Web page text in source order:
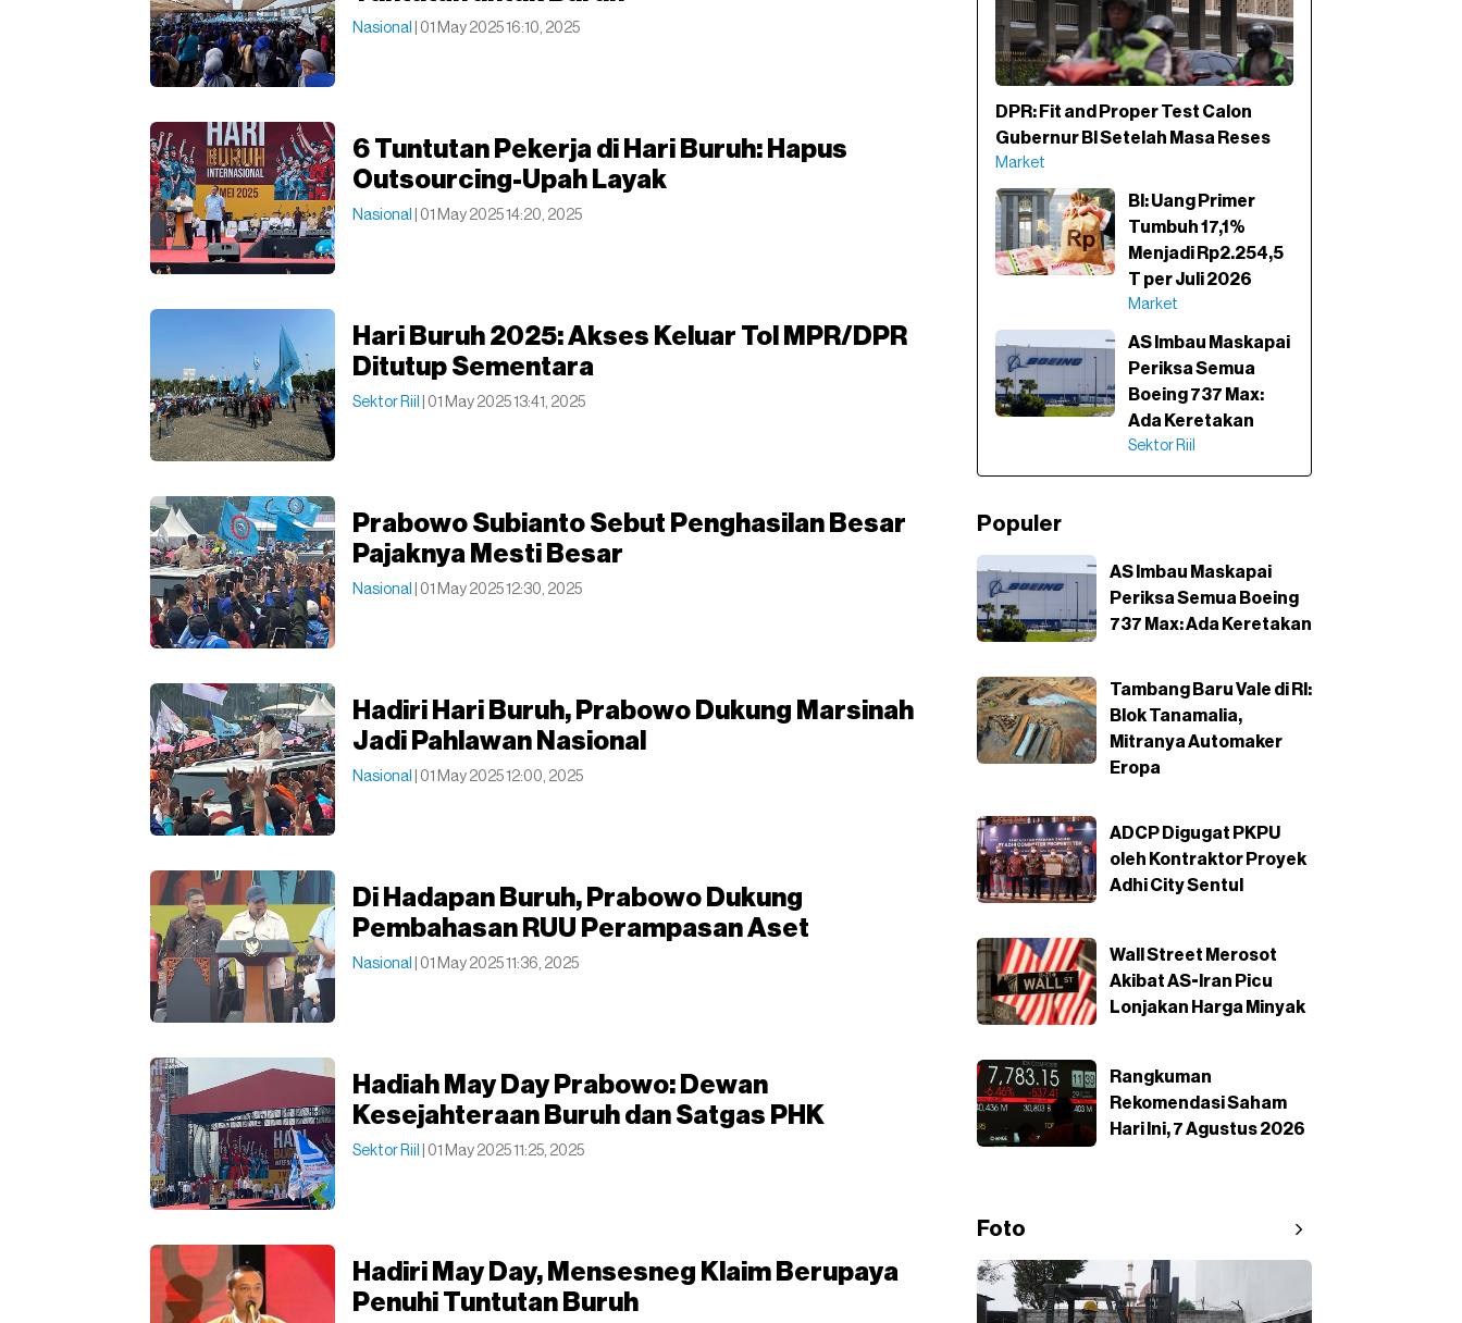
Nasional | 01 May 2025 16:10, 2025
6 Tuntutan Pekerja di Hari Buruh: Hapus
Outsourcing-Upah Layak
Nasional | 01 May 2025 14:20, 2025
Hari Buruh 2025: Akses Keluar Tol MPR/DPR
Ditutup Sementara
Sektor Riil | 01 May 2025 13:41, 2025
Prabowo Subianto Sebut Penghasilan Besar
Pajaknya Mesti Besar
Nasional | 01 May 2025 12:30, 2025
Hadiri Hari Buruh, Prabowo Dukung Marsinah
Jadi Pahlawan Nasional
Nasional | 01 May 2025 12:00, 2025
Di Hadapan Buruh, Prabowo Dukung
Pembahasan RUU Perampasan Aset
Nasional | 01 May 2025 11:36, 2025
Hadiah May Day Prabowo: Dewan
Kesejahteraan Buruh dan Satgas PHK
Sektor Riil | 01 May 2025 11:25, 2025
Hadiri May Day, Mensesneg Klaim Berupaya
Penuhi Tuntutan Buruh
DPR: Fit and Proper Test Calon
Gubernur BI Setelah Masa Reses
Market
BI: Uang Primer
Tumbuh 17,1%
Menjadi Rp2.254,5
T per Juli 2026
Market
AS Imbau Maskapai
Periksa Semua
Boeing 737 Max:
Ada Keretakan
Sektor Riil
Populer
AS Imbau Maskapai
Periksa Semua Boeing
737 Max: Ada Keretakan
Tambang Baru Vale di RI:
Blok Tanamalia,
Mitranya Automaker
Eropa
ADCP Digugat PKPU
oleh Kontraktor Proyek
Adhi City Sentul
Wall Street Merosot
Akibat AS-Iran Picu
Lonjakan Harga Minyak
Rangkuman
Rekomendasi Saham
Hari Ini, 7 Agustus 2026
Foto